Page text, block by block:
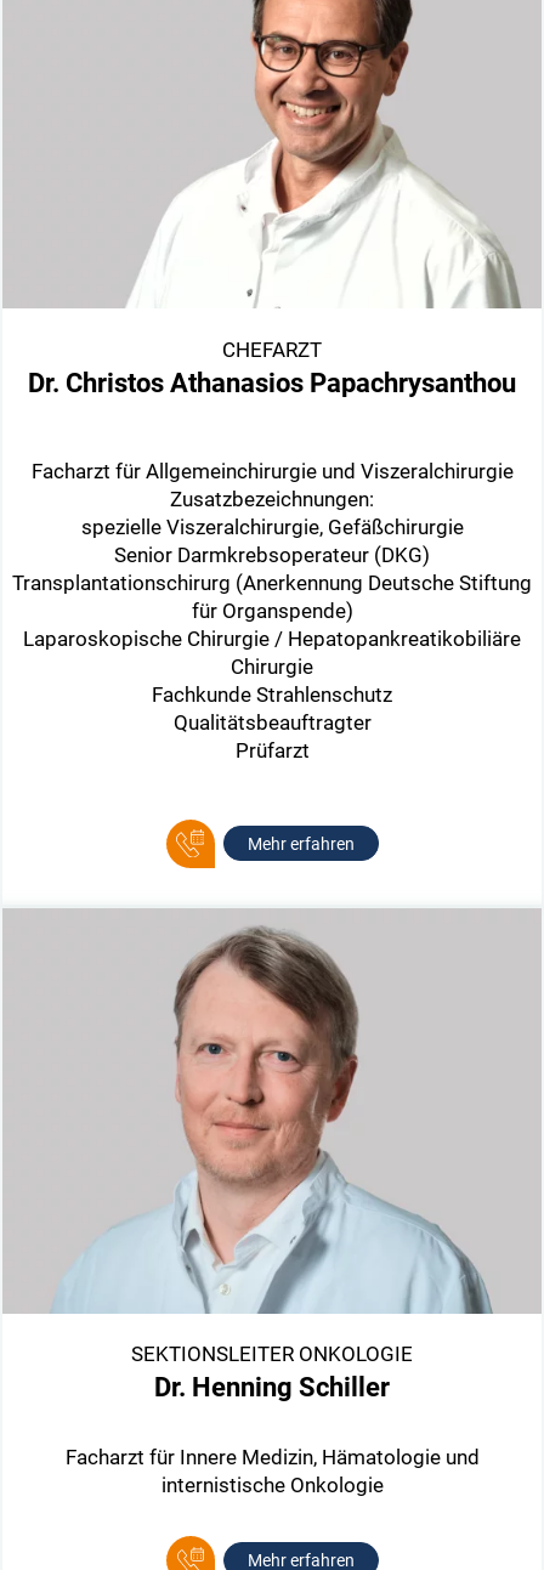
CHEFARZT
Dr. Christos Athanasios Papachrysanthou
Facharzt für Allgemeinchirurgie und Viszeralchirurgie
Zusatzbezeichnungen:
spezielle Viszeralchirurgie, Gefäßchirurgie
Senior Darmkrebsoperateur (DKG)
Transplantationschirurg (Anerkennung Deutsche Stiftung
für Organspende)
Laparoskopische Chirurgie / Hepatopankreatikobiliäre
Chirurgie
Fachkunde Strahlenschutz
Qualitätsbeauftragter
Prüfarzt
Mehr erfahren
SEKTIONSLEITER ONKOLOGIE
Dr. Henning Schiller
Facharzt für Innere Medizin, Hämatologie und
internistische Onkologie
Mehr erfahren